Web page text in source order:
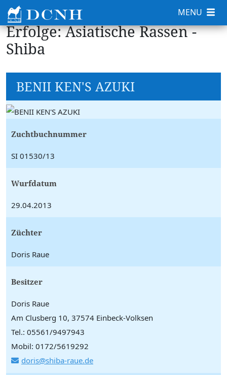
Erfolge: Asiatische Rassen -
Shiba
BENII KEN'S AZUKI
Zuchtbuchnummer
SI 01530/13
Wurfdatum
29.04.2013
Züchter
Doris Raue
Besitzer
Doris Raue
Am Clusberg 10, 37574 Einbeck-Volksen
Tel.: 05561/9497943
Mobil: 0172/5619292
doris@shiba-raue.de
MENU